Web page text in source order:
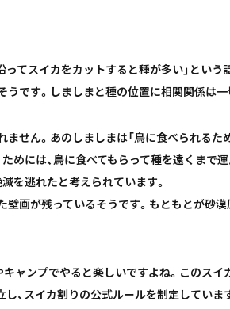
てスイカをカットすると種が多い」とい
です。しましまと種の位置に相関関係は一
せん。あのしましまは「鳥に食べられるた
には、鳥に食べてもらって種を遠くまで
を逃れたと考えられています。
画が残っているそうです。もともとが砂
ャンプでやると楽しいですよね。このス
、スイカ割りの公式ルールを制定していま